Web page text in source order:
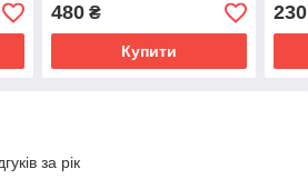
480₴
Купити
230
за рік